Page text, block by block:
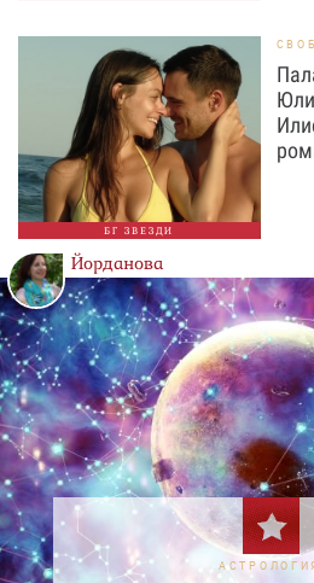
БГ ЗВЕЗДИ
Йорданова